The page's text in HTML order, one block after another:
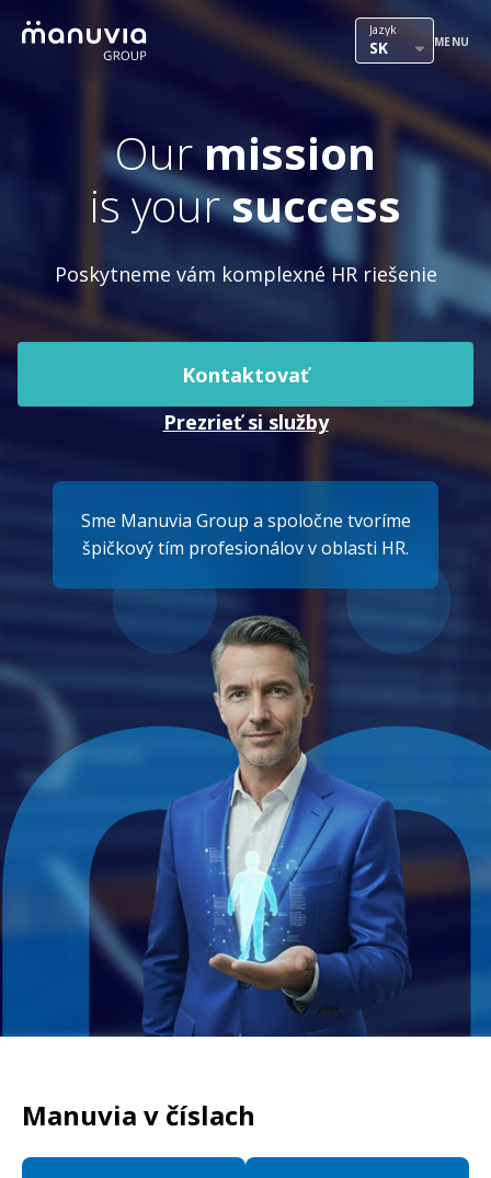
Executive Search
Outsourcing
HR služby
Náš tím
Kontakt
MENU
Jazyk
SK
Our mission
is yoursuccess
Poskytneme vám komplexné HR riešenie
Sme Manuvia Group a spoločne tvoríme
špičkový tím profesionálov v oblasti HR.
Kontaktovať
Prezrieť si služby
Manuvia v číslach